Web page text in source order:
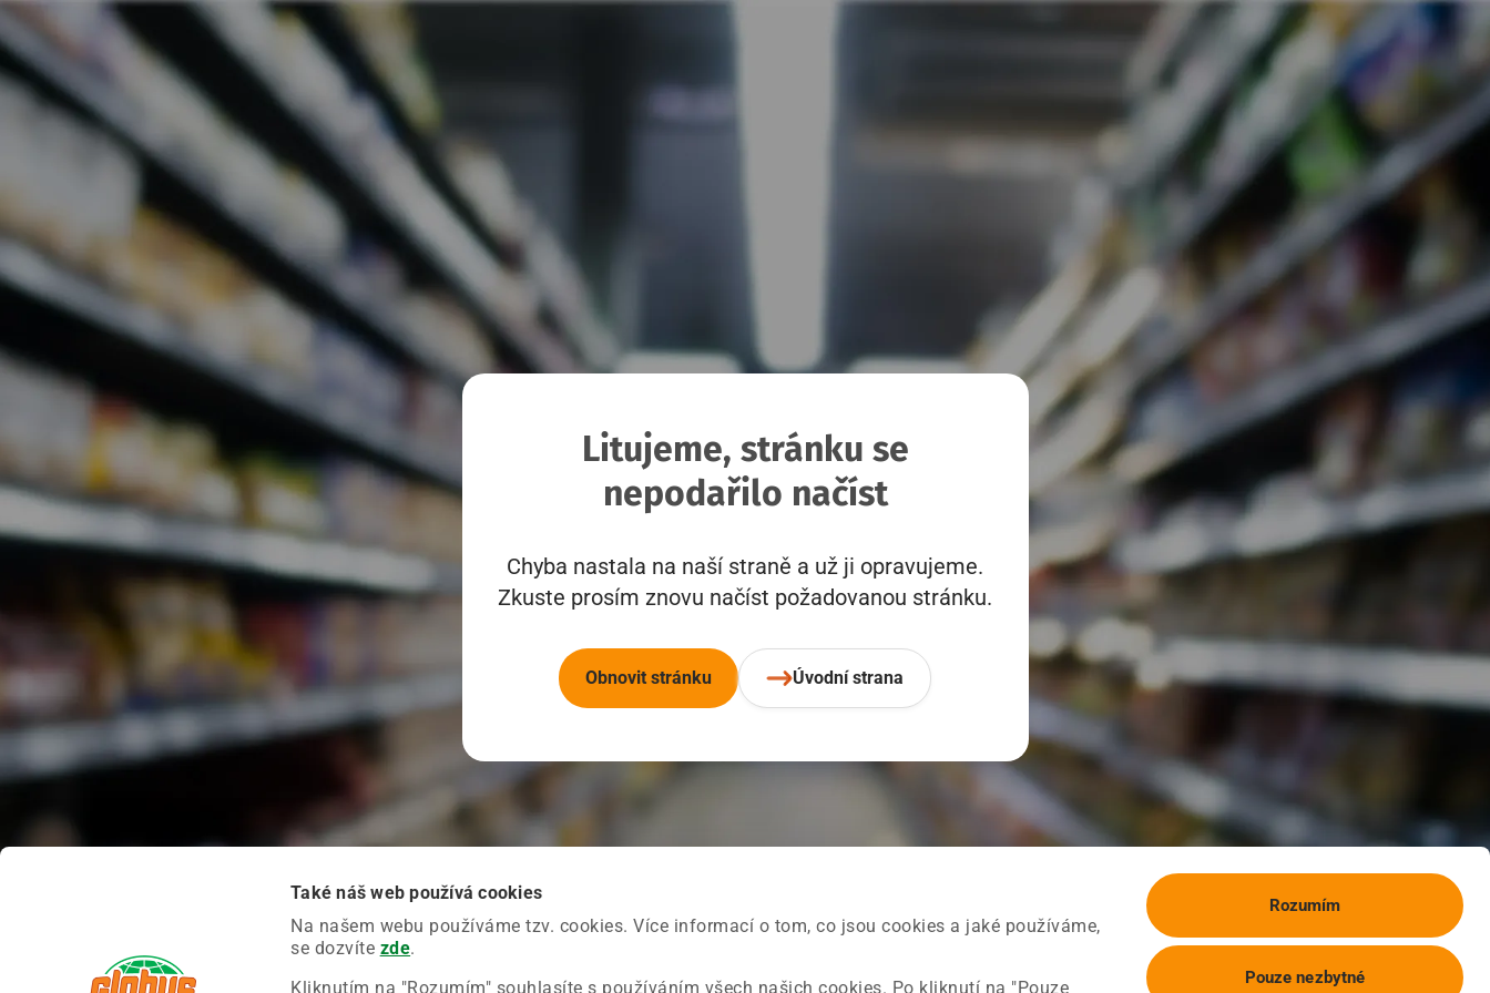
Také náš web používá cookies
Na našem webu používáme tzv. cookies. Více informací o tom, co jsou cookies a jaké používáme,
se dozvíte zde.
Kliknutím na "Rozumím" souhlasíte s používáním všech našich cookies. Po kliknutí na "Pouze
Rozumím
Pouze nezbytné
Litujeme, stránku se
nepodařilo načíst
Chyba nastala na naší straně a už ji opravujeme.
Zkuste prosím znovu načíst požadovanou stránku.
Obnovit stránku Úvodní strana